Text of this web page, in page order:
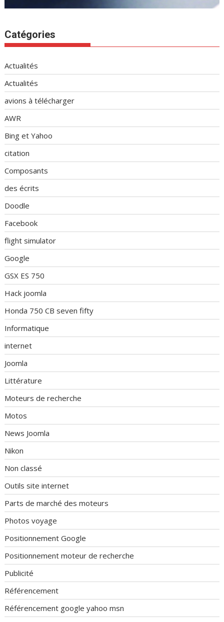
Catégories
Actualités
Actualités
avions à télécharger
AWR
Bing et Yahoo
citation
Composants
des écrits
Doodle
Facebook
flight simulator
Google
GSX ES 750
Hack joomla
Honda 750 CB seven fifty
Informatique
internet
Joomla
Littérature
Moteurs de recherche
Motos
News Joomla
Nikon
Non classé
Outils site internet
Parts de marché des moteurs
Photos voyage
Positionnement Google
Positionnement moteur de recherche
Publicité
Référencement
Référencement google yahoo msn